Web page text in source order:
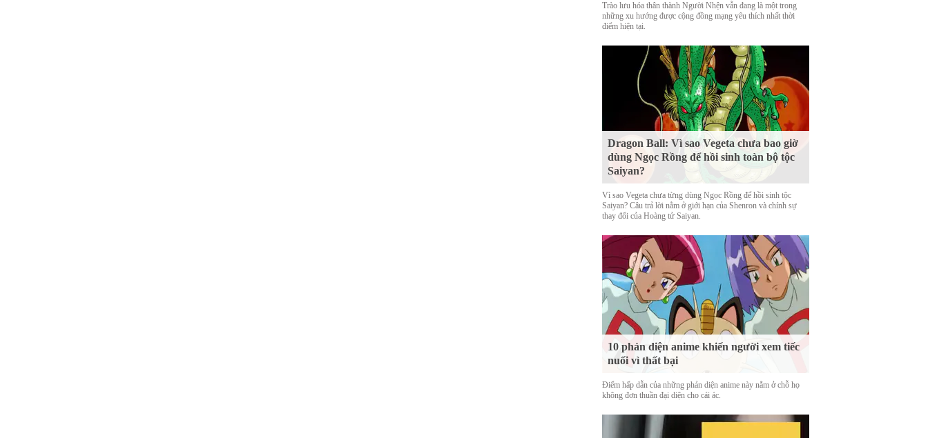
Trào lưu hóa thân thành Người Nhện vẫn đang là một trong
những xu hướng được cộng đồng mạng yêu thích nhất thời
điểm hiện tại.
Dragon Ball: Vì sao Vegeta chưa bao giờ
dùng Ngọc Rồng để hồi sinh toàn bộ tộc
Saiyan?
Vì sao Vegeta chưa từng dùng Ngọc Rồng để hồi sinh tộc
Saiyan? Câu trả lời nằm ở giới hạn của Shenron và chính sự
thay đổi của Hoàng tử Saiyan.
10 phản diện anime khiến người xem tiếc
nuối vì thất bại
Điểm hấp dẫn của những phản diện anime này nằm ở chỗ họ
không đơn thuần đại diện cho cái ác.